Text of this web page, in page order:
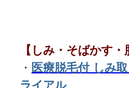
【しみ・そばかす・
・ 医療脱毛付 しみ
ライアル